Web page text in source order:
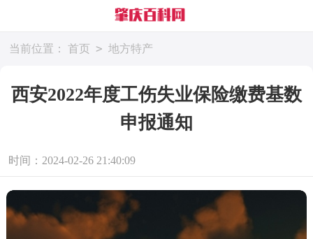
当前位置： 首页 > 地方特产
西安2022年度工伤失业保险缴费基数
申报通知
时间：2024-02-26 21:40:09